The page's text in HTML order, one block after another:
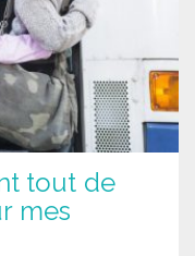
tout de
mes